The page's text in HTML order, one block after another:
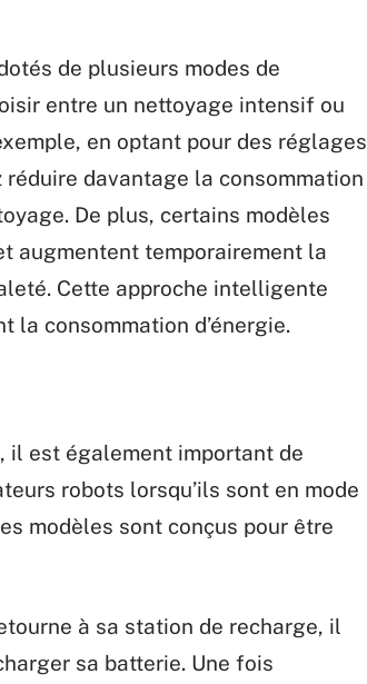
de plusieurs modes de
entre un nettoyage intensif ou
en optant pour des réglages
davantage la consommation
De plus, certains modèles
augmentent temporairement la
Cette approche intelligente
la consommation d’énergie.
il est également important de
robots lorsqu’ils sont en mode
modèles sont conçus pour être
à sa station de recharge, il
sa batterie. Une fois